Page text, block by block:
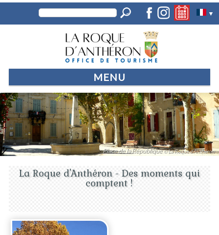
▼
MENU
Place de la République© La Roque d'Anthéron
La Roque d'Anthéron - Des moments qui
comptent !